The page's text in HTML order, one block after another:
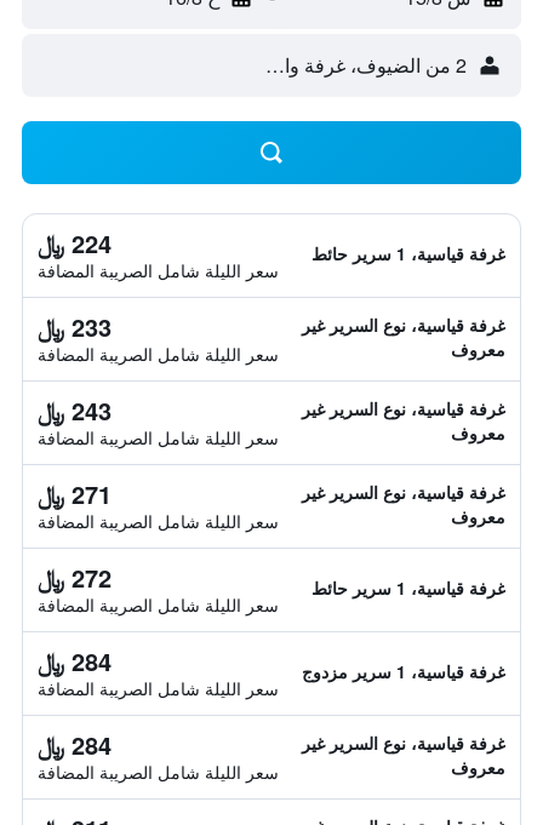
2 من الضيوف، غرفة واحدة
غرفة قياسية، 1 سرير حائط 224 ﷼
سعر الليلة شامل الصريبة المضافة
غرفة قياسية، نوع السرير غير
معروف
233 ﷼
سعر الليلة شامل الصريبة المضافة
غرفة قياسية، نوع السرير غير
معروف
243 ﷼
سعر الليلة شامل الصريبة المضافة
غرفة قياسية، نوع السرير غير
معروف
271 ﷼
سعر الليلة شامل الصريبة المضافة
غرفة قياسية، 1 سرير حائط 272 ﷼
سعر الليلة شامل الصريبة المضافة
غرفة قياسية، 1 سرير مزدوج 284 ﷼
سعر الليلة شامل الصريبة المضافة
غرفة قياسية، نوع السرير غير
معروف
284 ﷼
سعر الليلة شامل الصريبة المضافة